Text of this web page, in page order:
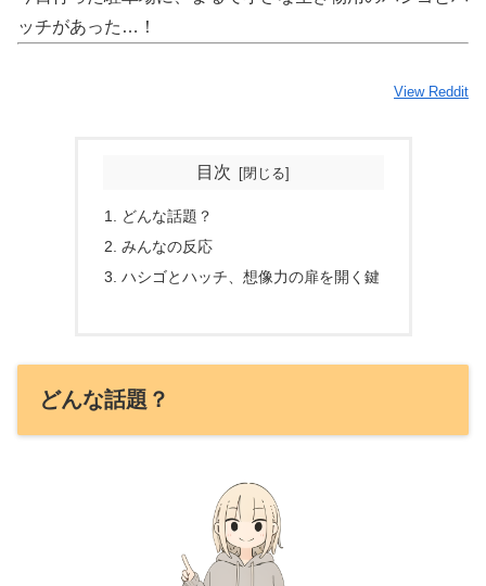
ッチがあった…！
View Reddit
目次
どんな話題？
みんなの反応
ハシゴとハッチ、想像力の扉を開く鍵
どんな話題？